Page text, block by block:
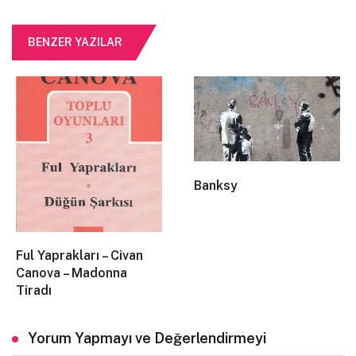
senelerinden daha dolu, daha ehemmiyetli olduğunu
fark edince, insan hayatının ürkütücü hiçliğini
3.
“Hayatta en güvendiğim insana karşı duyduğum bu
kırgınlık, adeta bütün insanlara dağılmıştı. Çünkü o,
BENZER YAZILAR
Ful Yaprakları – Civan
Canova – Madonna
Tiradı
Banksy
Yorum Yapmayı ve Değerlendirmeyi